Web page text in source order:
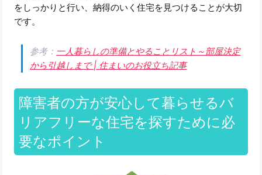
をしっかりと行い、納得のいく住宅を見つけることが大切
です。
参考： 一人暮らしの準備とやることリスト～部屋決定
から引越しまで | 住まいのお役立ち記事
障害者の方が安心して暮らせるバ
リアフリーな住宅を探すために必
要なポイント